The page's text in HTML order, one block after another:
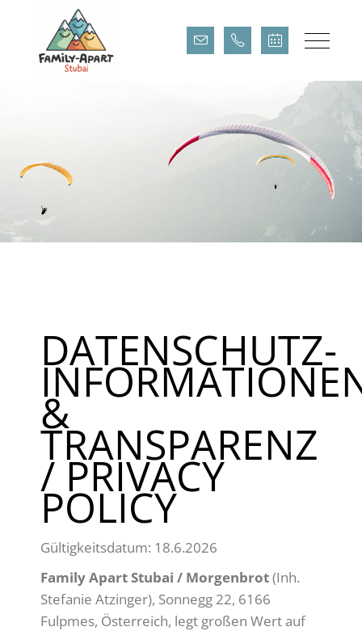
DATENSCHUTZ
DATENSCHUTZ-
&
TRANSPARENZ
/ PRIVACY
POLICY
Gültigkeitsdatum: 18.6.2026
Family Apart Stubai / Morgenbrot(Inh.
Stefanie Atzinger), Sonnegg 22, 6166
Fulpmes, Österreich, legt großen Wert auf